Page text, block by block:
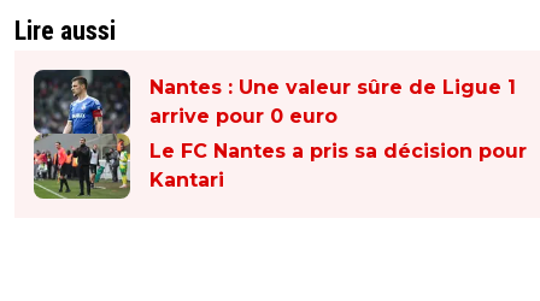
Lire aussi
Nantes : Une valeur sûre de Ligue 1
arrive pour 0 euro
Le FC Nantes a pris sa décision pour
Kantari